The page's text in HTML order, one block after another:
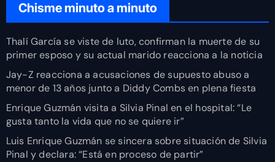
Chisme minuto a minuto
Thalí García se viste de luto, confirman la muerte de su
primer esposo y su actual marido reacciona a la noticia
Jay-Z reacciona a acusaciones de supuesto abuso a
menor de 13 años junto a Diddy Combs en plena fiesta
Enrique Guzmán visita a Silvia Pinal en el hospital: “Le
gusta tanto la vida que no se quiere ir”
Luis Enrique Guzmán se sincera sobre situación de Silvia
Pinal y declara: “Está en proceso de partir”